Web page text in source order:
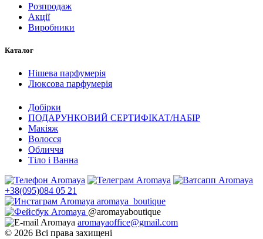
Розпродаж
Акції
Виробники
Каталог
Нішева парфумерія
Люксова парфумерія
Добірки
ПОДАРУНКОВИЙ СЕРТИФІКАТ/НАБІР
Макіяж
Волосся
Обличчя
Тіло і Ванна
+38(095)084 05 21
aromaya_boutique
@aromayaboutique
aromayaoffice@gmail.com
© 2026 Всі права захищені